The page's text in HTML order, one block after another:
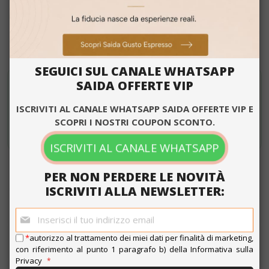
CONDIVIDI SU:
SAIDA OFFERTE VIP
Attiva il tuo codice sconto iscrivendoti al canale
Whatsapp
ISCRIVITI ORA
INFORMAZIONI PRODOTTO
necessari
Targeting Funzionalità
ACCETTA TUTTO
MOSTRA DETTAGLI
Strettamente necessari
Performance
Targeting
Funzionalità
SEGUICI SUL CANALE WHATSAPP
SAIDA OFFERTE VIP
ISCRIVITI AL CANALE WHATSAPP SAIDA OFFERTE VIP E
SCOPRI I NOSTRI COUPON SCONTO.
ISCRIVITI AL CANALE WHATSAPP
PER NON PERDERE LE NOVITÀ
ISCRIVITI ALLA NEWSLETTER:
Iscriviti
alla
nostra
newsletter:
*autorizzo al trattamento dei miei dati per finalità di marketing,
con riferimento al punto 1 paragrafo b) dellaInformativa sulla
Privacy